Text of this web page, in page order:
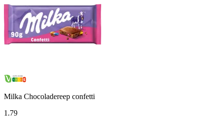
Milka Chocoladereep confetti
1 .79